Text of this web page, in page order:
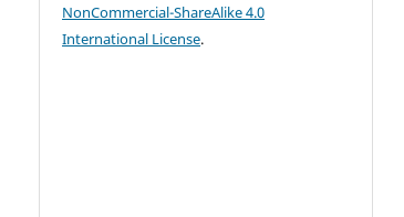
NonCommercial-ShareAlike 4.0
International License.